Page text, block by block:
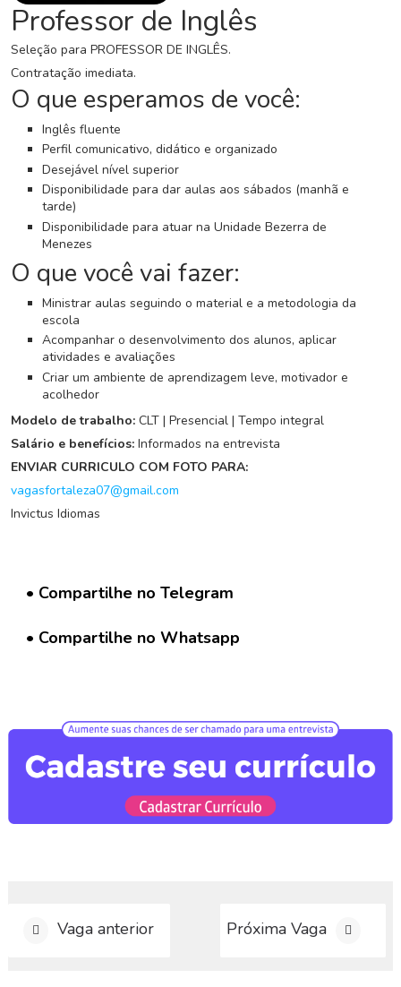
N
o
t
í
c
a
s
G
u
o
W
h
t
a
p
C
a
d
a
a
C
u
c
l
o
D
g
a
Professor de Inglês
Seleção para PROFESSOR DE INGLÊS.
Contratação imediata.
O que esperamos de você:
Inglês fluente
Perfil comunicativo, didático e organizado
Desejável nível superior
Disponibilidade para dar aulas aos sábados (manhã e
tarde)
Disponibilidade para atuar na Unidade Bezerra de
Menezes
O que você vai fazer:
Ministrar aulas seguindo o material e a metodologia da
escola
Acompanhar o desenvolvimento dos alunos, aplicar
atividades e avaliações
Criar um ambiente de aprendizagem leve, motivador e
acolhedor
Modelo de trabalho:CLT | Presencial | Tempo integral
Salário e benefícios:Informados na entrevista
ENVIAR CURRICULO COM FOTO PARA:
vagasfortaleza07@gmail.com
Invictus Idiomas
• Compartilhe no Telegram
• Compartilhe no Whatsapp
Vaga anterior Próxima Vaga